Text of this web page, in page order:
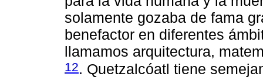
solamente gozaba de fama
benefactor en diferentes
llamamos arquitectura,
12. Quetzalcóatl tiene